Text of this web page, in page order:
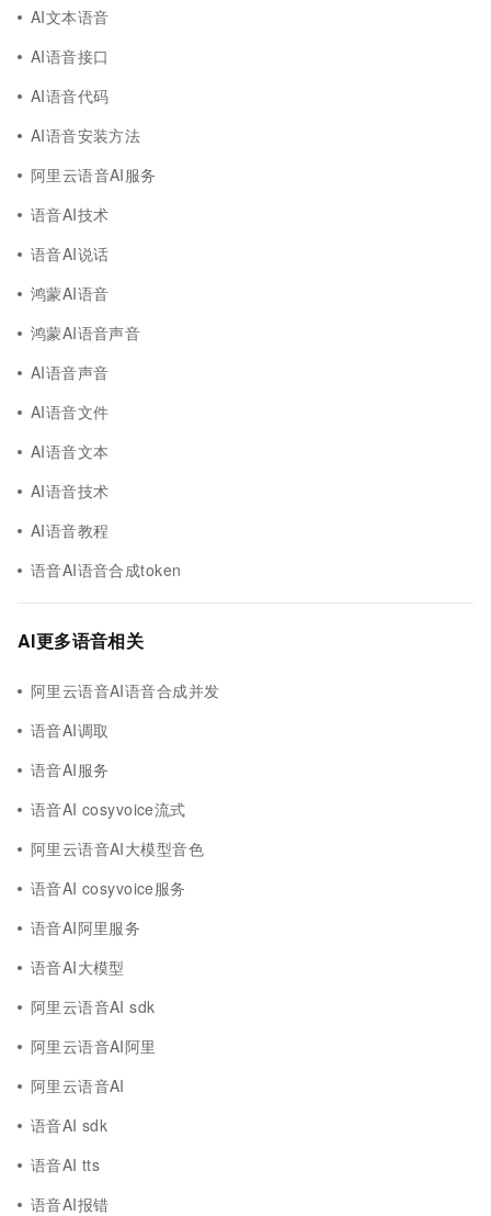
AI文本语音
AI语音接口
AI语音代码
AI语音安装方法
阿里云语音AI服务
语音AI技术
语音AI说话
鸿蒙AI语音
鸿蒙AI语音声音
AI语音声音
AI语音文件
AI语音文本
AI语音技术
AI语音教程
语音AI语音合成token
AI更多语音相关
阿里云语音AI语音合成并发
语音AI调取
语音AI服务
语音AI cosyvoice流式
阿里云语音AI大模型音色
语音AI cosyvoice服务
语音AI阿里服务
语音AI大模型
阿里云语音AI sdk
阿里云语音AI阿里
阿里云语音AI
语音AI sdk
语音AI tts
语音AI报错